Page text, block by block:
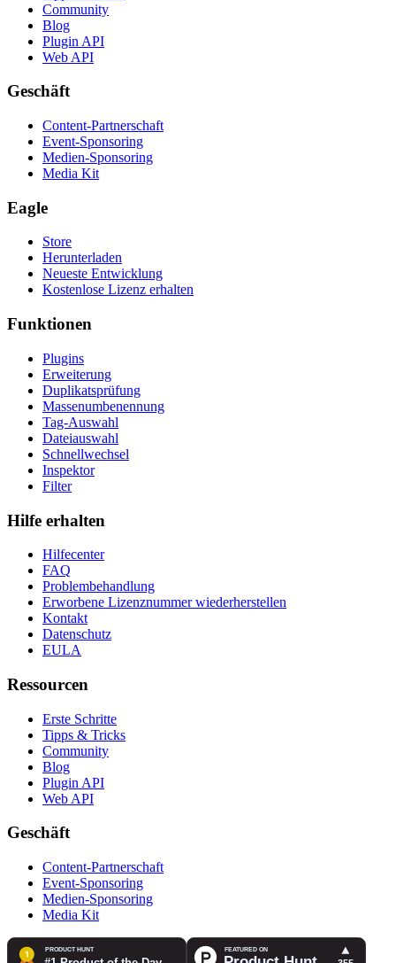
Community
Blog
Plugin API
Web API
Geschäft
Content-Partnerschaft
Event-Sponsoring
Medien-Sponsoring
Media Kit
Eagle
Store
Herunterladen
Neueste Entwicklung
Kostenlose Lizenz erhalten
Funktionen
Plugins
Erweiterung
Duplikatsprüfung
Massenumbenennung
Tag-Auswahl
Dateiauswahl
Schnellwechsel
Inspektor
Filter
Hilfe erhalten
Hilfecenter
FAQ
Problembehandlung
Erworbene Lizenznummer wiederherstellen
Kontakt
Datenschutz
EULA
Ressourcen
Erste Schritte
Tipps & Tricks
Community
Blog
Plugin API
Web API
Geschäft
Content-Partnerschaft
Event-Sponsoring
Medien-Sponsoring
Media Kit